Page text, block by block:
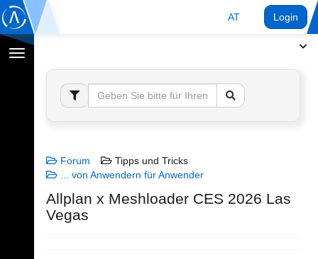
AT Login
Navigation
umschalten
Forum
Tipps und Tricks
... von Anwendern für Anwender
Allplan x Meshloader CES 2026 Las
Vegas